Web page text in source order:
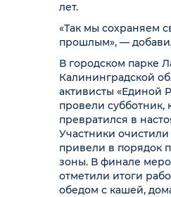
лет.
«Так мы сохраняем
прошлым», —
В городском парке
Калининградской
активисты «Единой
провели субботник,
превратился в
Участники
привели в порядок
зоны. В финале
отметили итоги
обедом с кашей,